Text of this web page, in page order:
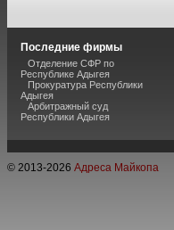
Последние фирмы
Отделение СФР по
Республике Адыгея
Прокуратура Республики
Адыгея
Арбитражный суд
Республики Адыгея
© 2013-2026 Адреса Майкопа